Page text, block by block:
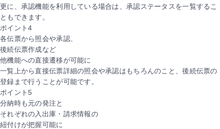
更に、承認機能を利用している場合は、承認ステータスを一覧するこ
ともできます。
ポイント4
各伝票から照会や承認、
後続伝票作成など
他機能への直接遷移が可能に
一覧上から直接伝票詳細の照会や承認はもちろんのこと、後続伝票の
登録まで行うことが可能です。
ポイント5
分納時も元の発注と
それぞれの入出庫・請求情報の
紐付けが把握可能に